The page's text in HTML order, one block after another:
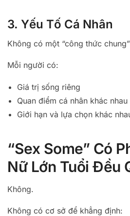
3. Yếu Tố Cá Nhân
Không có một “công thức
Mỗi người có:
Giá trị sống riêng
Quan điểm cá nhân khác nhau
Giới hạn và lựa chọn khác
“Sex Some” Có
Nữ Lớn Tuổi Đều
Không.
Không có cơ sở để khẳng định: